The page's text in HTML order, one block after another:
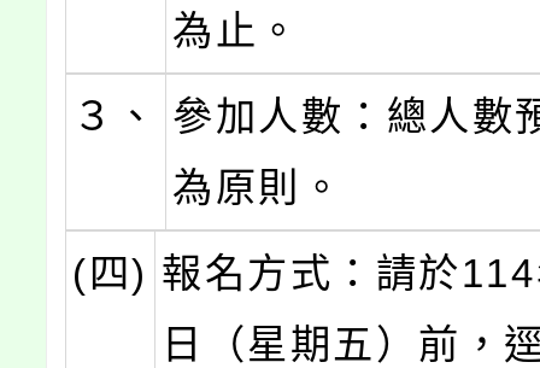
為止。
３、
參加人數：總人數
為原則。
(四) 報名方式：請於
日（星期五）前，